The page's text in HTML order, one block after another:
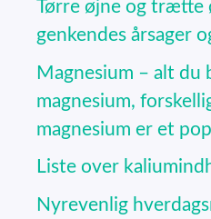
Tørre øjne og trætte
genkendes årsager
Magnesium – alt du
magnesium,
magnesium er et
Liste over
Nyrevenlig